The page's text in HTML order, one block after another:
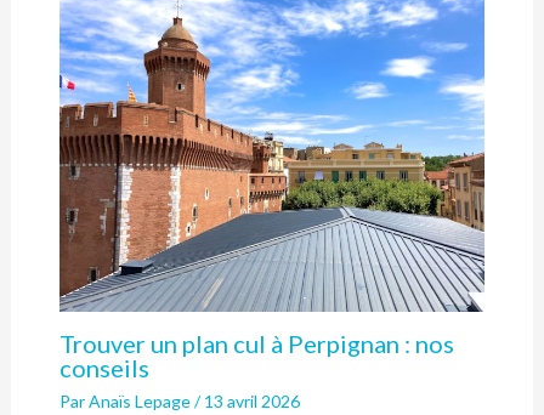
Trouver un plan cul à Perpignan : nos
conseils
ParAnaïs Lepage/13 avril 2026